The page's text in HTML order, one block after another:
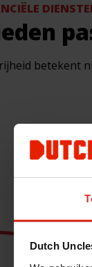
Dutch
betekent